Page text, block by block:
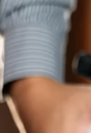
e Turismo
e Sport
Professionale